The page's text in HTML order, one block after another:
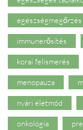
egészségmegőrzés
immunerősítés
korai felismerés
menopauza
nyári életmód
onkológia